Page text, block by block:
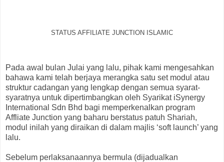
STATUS AFFILIATE JUNCTION ISLAMIC
Pada awal bulan Julai yang lalu, pihak kami mengesahkan
bahawa kami telah berjaya merangka satu set modul atau
struktur cadangan yang lengkap dengan semua syarat-
syaratnya untuk dipertimbangkan oleh Syarikat iSynergy
International Sdn Bhd bagi memperkenalkan program
Affliate Junction yang baharu berstatus patuh Shariah,
modul inilah yang diraikan di dalam majlis ‘soft launch’ yang
lalu.
Sebelum perlaksanaannya bermula (dijadualkan